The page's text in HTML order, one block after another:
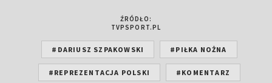
ŹRÓDŁO:
TVPSPORT.PL
#DARIUSZ SZPAKOWSKI #PIŁKA NOŻNA
#REPREZENTACJA POLSKI #KOMENTARZ